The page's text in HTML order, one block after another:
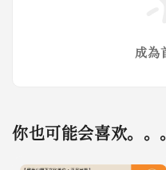
成為
你也可能会喜欢。。。